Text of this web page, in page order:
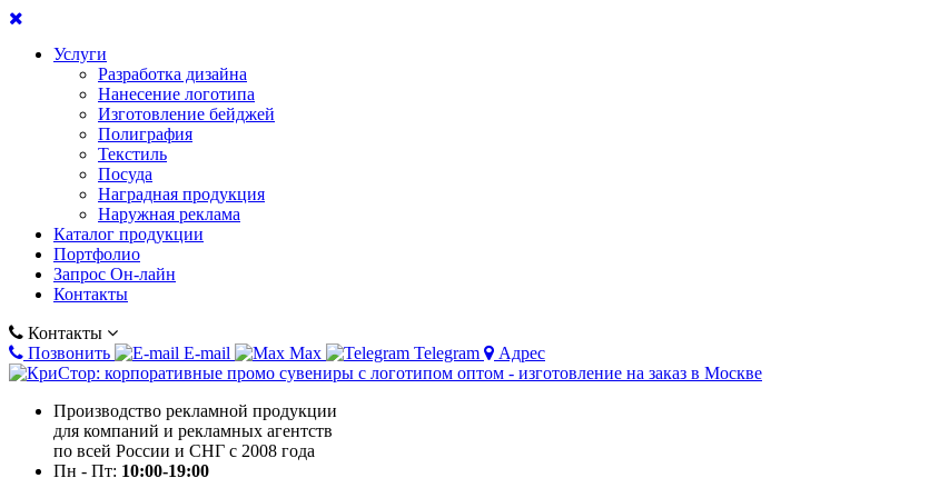
Услуги
Разработка дизайна
Нанесение логотипа
Изготовление бейджей
Полиграфия
Текстиль
Посуда
Наградная продукция
Наружная реклама
Каталог продукции
Портфолио
Запрос Он-лайн
Контакты
Контакты
Позвонить
E-mail Max Telegram Адрес
Производство рекламной продукции
для компаний и рекламных агентств
по всей России и СНГ с 2008 года
Пн - Пт: 10:00-19:00